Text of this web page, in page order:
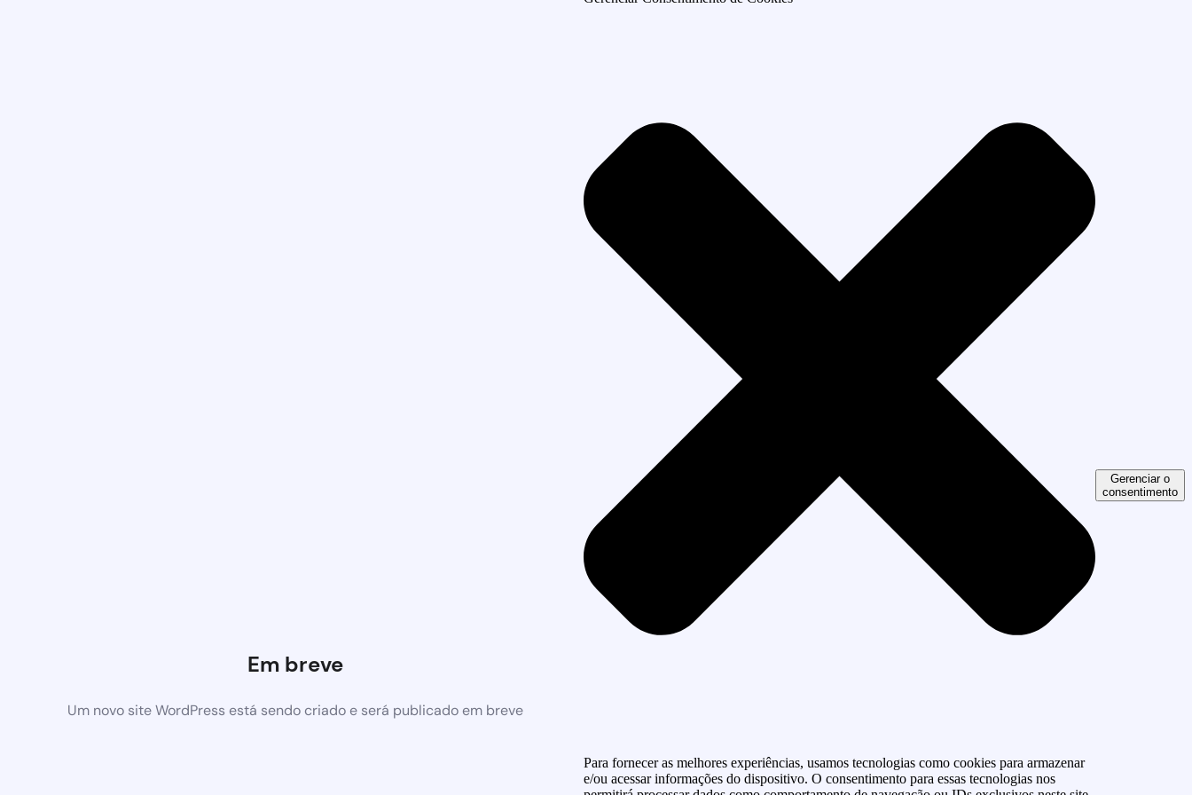
Em breve
Um novo site WordPress está sendo criado e será publicado em breve
Para fornecer as melhores experiências, usamos tecnologias como cookies para armazenar
e/ou acessar informações do dispositivo. O consentimento para essas tecnologias nos
Gerenciar o
consentimento